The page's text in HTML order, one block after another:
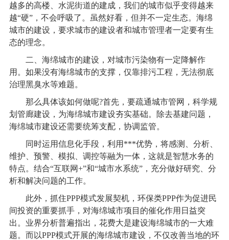
越多的高楼、水泥街道的建成，我们的城市似乎变得越来
越“硬”，不会呼吸了。虽然好看，但并不一定生态。海绵
城市的建设，要求城市的建设者和城市管理者一定要有生
态的理念。
二、海绵城市的建设，对城市污染物有一定降解作
用。如果没有海绵城市的支撑，仅靠排污工程，无法彻底
治理黑臭水等难题。
那么具体该如何做呢?首先，要疏通城市管网，科学规
划管廊建设，为海绵城市建设夯实基础。除去基建问题，
海绵城市建设还需要统筹支配，协调监管。
同时运用信息化手段，利用***优势，将感测、分析、
维护、预警、模拟、调控等融为一体，这就是智慧水务的
特点。结合“互联网+”和“城市水系统”，充分做好研究、分
析和解决问题的工作。
此外，抓住PPP模式发展契机，环保类PPP作为促进民
间投资的重要抓手，对海绵城市项目的催化作用日益突
出。业界分析普遍指出，花费大是建设海绵城市的一大难
题。而以PPP模式开展的海绵城市建设，不仅改善当地的环